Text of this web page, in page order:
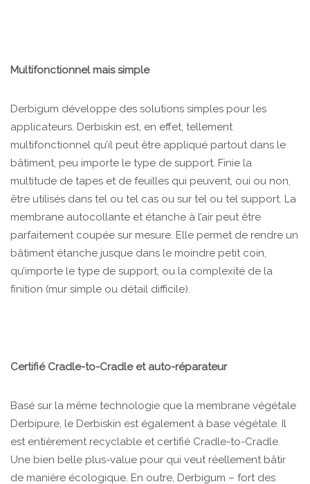
Multifonctionnel mais simple
Derbigum développe des solutions simples pour les
applicateurs. Derbiskin est, en effet, tellement
multifonctionnel qu’il peut être appliqué partout dans le
bâtiment, peu importe le type de support. Finie la
multitude de tapes et de feuilles qui peuvent, oui ou non,
être utilisés dans tel ou tel cas ou sur tel ou tel support. La
membrane autocollante et étanche à l’air peut être
parfaitement coupée sur mesure. Elle permet de rendre un
bâtiment étanche jusque dans le moindre petit coin,
qu’importe le type de support, ou la complexité de la
finition (mur simple ou détail difficile).
Certifié Cradle-to-Cradle et auto-réparateur
Basé sur la même technologie que la membrane végétale
Derbipure, le Derbiskin est également à base végétale. Il
est entièrement recyclable et certifié Cradle-to-Cradle.
Une bien belle plus-value pour qui veut réellement bâtir
de manière écologique. En outre, Derbigum – fort des